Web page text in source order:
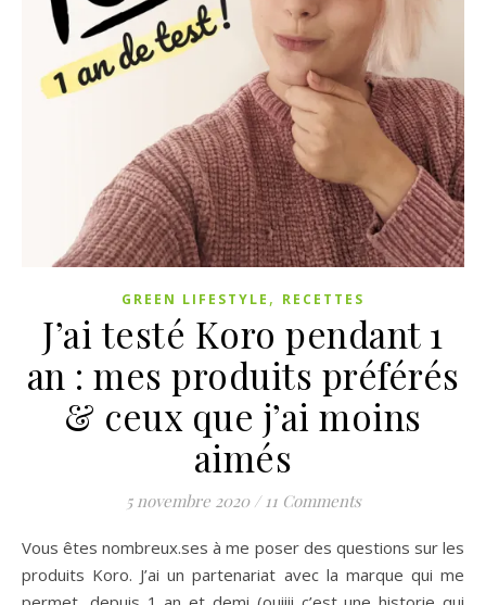
GREEN LIFESTYLE , RECETTES
J’ai testé Koro pendant 1
an : mes produits préférés
& ceux que j’ai moins
aimés
5 novembre 2020 / 11 Comments
Vous êtes nombreux.ses à me poser des questions sur les
produits Koro. J’ai un partenariat avec la marque qui me